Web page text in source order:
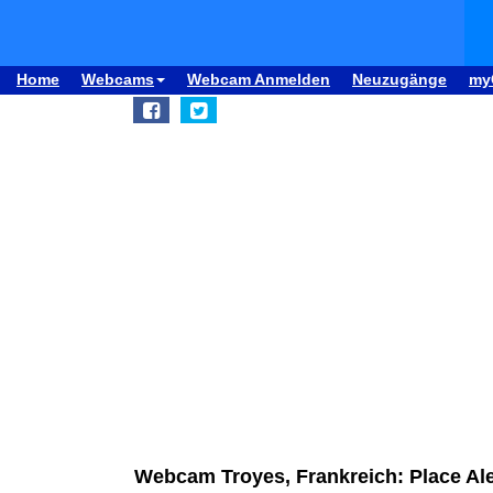
Home Webcams Webcam Anmelden Neuzugänge
Webcam Troyes, Frankreich: Place